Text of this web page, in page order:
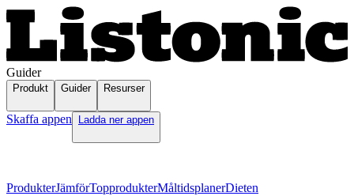
Guider
Produkt Guider Resurser
Skaffa appen Ladda ner appen
ProdukterJämförTopprodukterMåltidsplanerDieten